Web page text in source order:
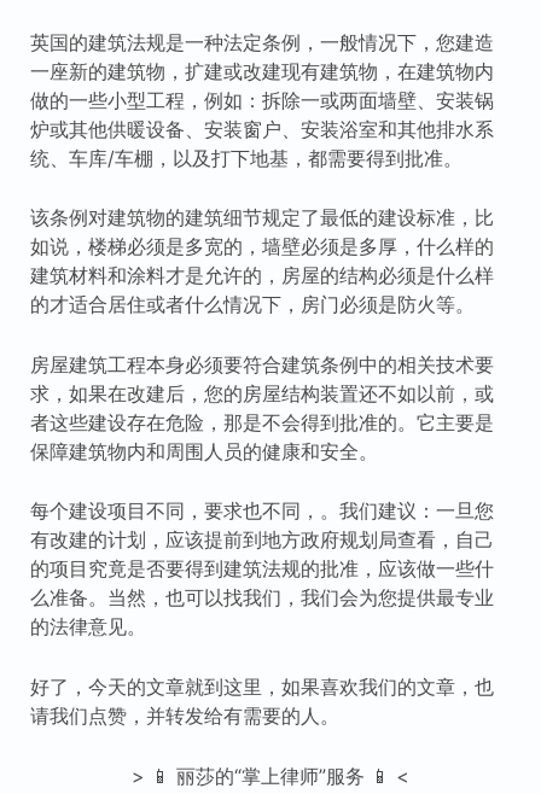
英国的建筑法规是一种法定条例，一般情况下，您建造
一座新的建筑物，扩建或改建现有建筑物，在建筑物内
做的一些小型工程，例如：拆除一或两面墙壁、安装锅
炉或其他供暖设备、安装窗户、安装浴室和其他排水系
统、车库/车棚，以及打下地基，都需要得到批准。
该条例对建筑物的建筑细节规定了最低的建设标准，比
如说，楼梯必须是多宽的，墙壁必须是多厚，什么样的
建筑材料和涂料才是允许的，房屋的结构必须是什么样
的才适合居住或者什么情况下，房门必须是防火等。
房屋建筑工程本身必须要符合建筑条例中的相关技术要
求，如果在改建后，您的房屋结构装置还不如以前，或
者这些建设存在危险，那是不会得到批准的。它主要是
保障建筑物内和周围人员的健康和安全。
每个建设项目不同，要求也不同，。我们建议：一旦您
有改建的计划，应该提前到地方政府规划局查看，自己
的项目究竟是否要得到建筑法规的批准，应该做一些什
么准备。当然，也可以找我们，我们会为您提供最专业
的法律意见。
好了，今天的文章就到这里，如果喜欢我们的文章，也
请我们点赞，并转发给有需要的人。
> 📱 丽莎的“掌上律师”服务 📱 <